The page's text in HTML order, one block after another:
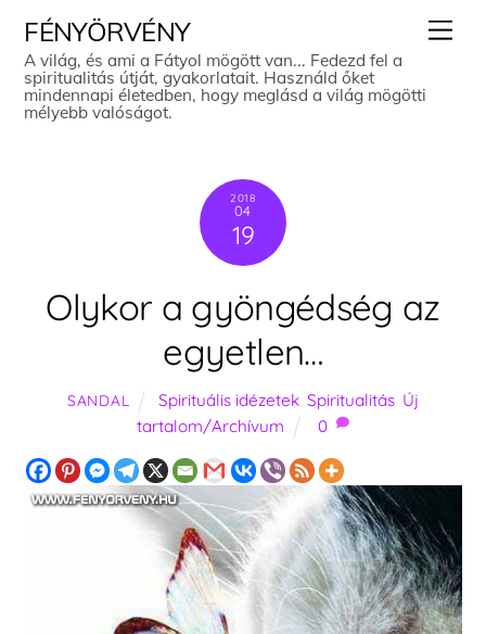
content
FÉNYÖRVÉNY
A világ, és ami a Fátyol mögött van... Fedezd fel a
spiritualitás útját, gyakorlatait. Használd őket
mindennapi életedben, hogy meglásd a világ mögötti
mélyebb valóságot.
2018
04
19
Olykor a gyöngédség az
egyetlen…
SANDAL Spirituális idézetek, Spiritualitás, Új
tartalom/Archívum
0